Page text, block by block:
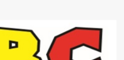
luzca más ordenada,
en esta necesidad, he diseñado
para la escuela con un estilo